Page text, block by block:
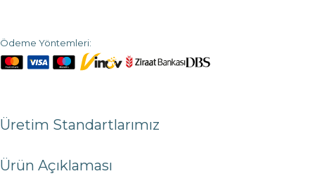
Ödeme Yöntemleri:
Ürün Açıklaması
Üretim Standartlarımız